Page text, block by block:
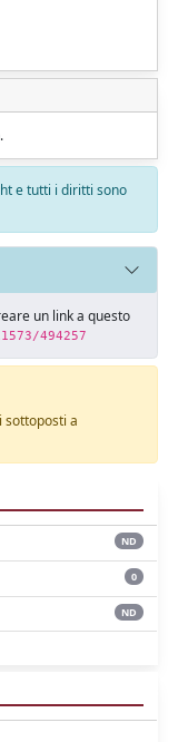
e tutti i diritti sono
un link a questo
494257
sottoposti a
ND
0
ND